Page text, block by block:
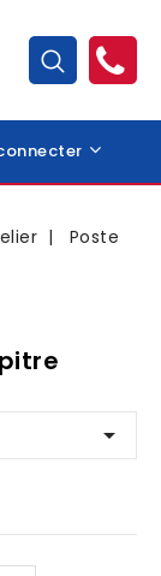
Poste
